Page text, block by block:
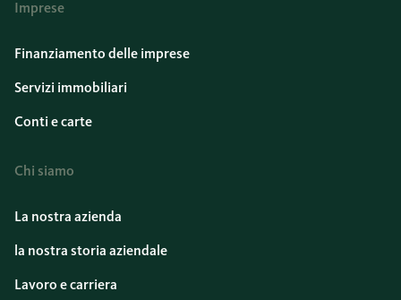
Imprese
Finanziamento delle imprese
Servizi immobiliari
Conti e carte
Chi siamo
La nostra azienda
la nostra storia aziendale
Lavoro e carriera